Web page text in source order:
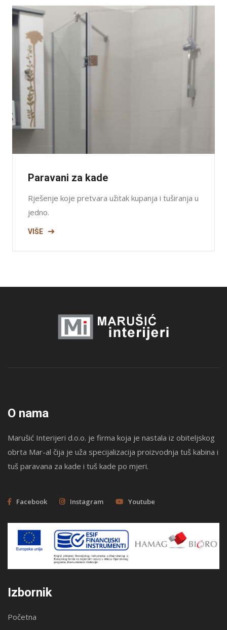
Paravani za kade
Rješenje koje pretvara užitak kupanja i tuširanja u
jedno.
VIŠE
O nama
Marušić Interijeri d.o.o. je firma koja je nastala iz obiteljskog
obrta Mar-al čija je uža specijalizacija proizvodnja tuš kabina i
tuš paravana za kade i tuš kade po mjeri.
Facebook Instagram Youtube
Izbornik
Početna